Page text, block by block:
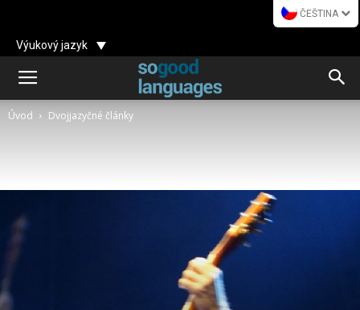
ČEŠTINA
Výukový jazyk
Úvod Dvojjazyčné články